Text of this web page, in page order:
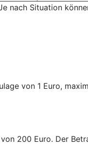
nach Situation
von 1 Euro,
200 Euro. Der